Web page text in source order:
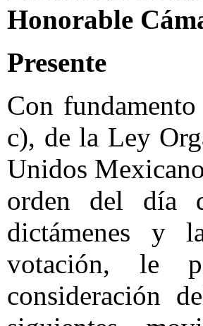
Honorable
Presente
Con
c), de la Ley
Unidos
orden del día
dictámenes y
votación, le
consideración